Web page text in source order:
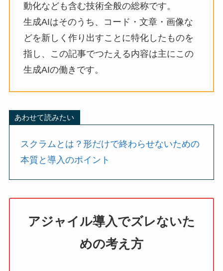
動化なども含む技術全般の総称です。
生成AIはそのうち、コード・文章・画像な
どを新しく作り出すことに特化したものを
指し、この記事でつたえる内容は主にこの
生成AIの働きです。
あわせて読みたい
スクラムとは？形だけで終わらせないための
本質と導入のポイント
アジャイル導入でズレないた
めの考え方